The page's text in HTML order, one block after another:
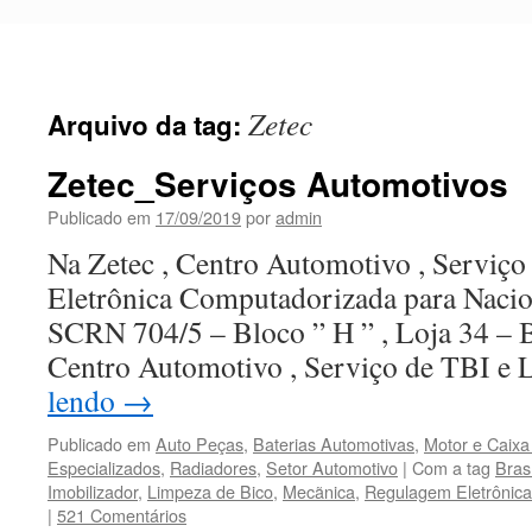
Arquivo da tag: Zetec
Zetec_Serviços Automotivos
Publicado em 17/09/2019poradmin
Na Zetec , Centro Automotivo , Serviço
Eletrônica Computadorizada para
SCRN 704/5 – Bloco ” H ” , Loja 34 –
Centro Automotivo , Serviço de TBI
lendo →
Publicado em Auto Peças, Baterias Automotivas, Motor e
Especializados, Radiadores, Setor Automotivo | Com a tag
Imobilizador, Limpeza de Bico, Mecãnica, Regulagem Eletrônica
| 521 Comentários